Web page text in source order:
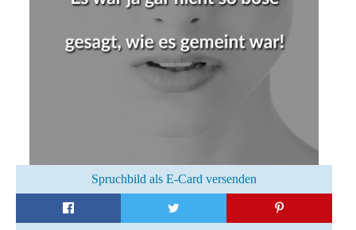
Spruchbild als E-Card versenden